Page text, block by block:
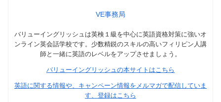
VE事務局
バリューイングリッシュは英検１級を中心に英語資格対策に強いオ
ンライン英会話学校です。少数精鋭のスキルの高いフィリピン人講
師と一緒に英語のレベルをアップさせましょう。
バリューイングリッシュの本サイトはこちら
英語に関する情報や、キャンペーン情報をメルマガで配信していま
す、登録はこちら